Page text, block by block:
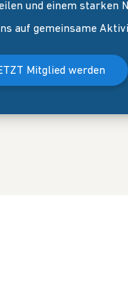
und einem starken
auf gemeinsame
Mitglied werden